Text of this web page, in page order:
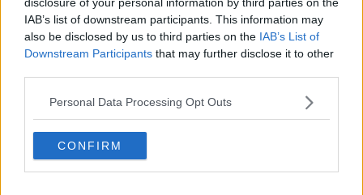
IAB’s list of downstream participants. This information may
also be disclosed by us to third parties on the IAB’s List of
Downstream Participants that may further disclose it to other
Personal Data Processing Opt Outs
CONFIRM
scala di intensità da 0 a 4.
Nelle altre province, ad Arezzo, Firenze, Lucca e Prato si registra
comunque un livello medio-alto (3).
In tutte le province la tendenza futuraè in crescitamentre l’indice
di calore è compreso tra i 41 e i 54 gradi a Grosseto e Siena; tra i
32 e i 40 ad Arezzo, Firenze, Lucca, Pisa, Pistoia e Prato; tra i 27 e
i 32 gradi a Livorno; inferiore ai 27 gradi a Massa-Carrara.